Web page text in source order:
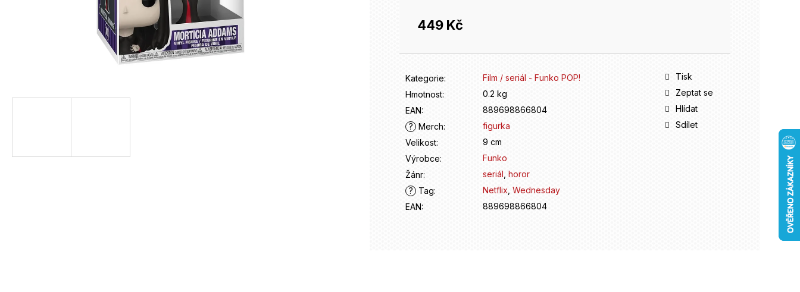
449 Kč
Měrná
Kategorie:
Film / seriál - Funko POP!
Hmotnost:
0.2 kg
EAN:
889698866804
? Merch:
figurka
Velikost:
9 cm
Výrobce:
Funko
Žánr: seriál ,horor
?
Tag: Netflix ,Wednesday
EAN: 889698866804
Tisk
Zeptat se
Hlídat
Sdílet